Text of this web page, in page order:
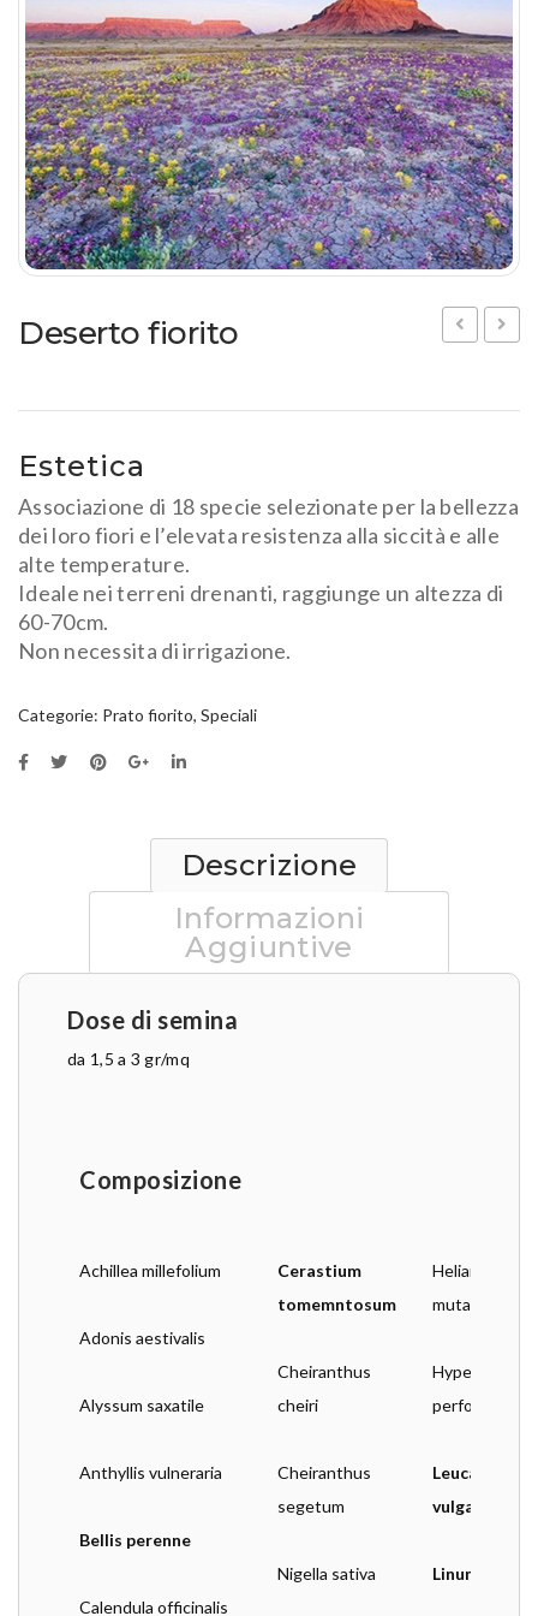
Prato fiorito
Paesaggio
Ornamentali
Speciali
Ripopolazione insetti
Idrosemina
RICHIEDI INFORMAZIONI
EN DE
Deserto fiorito
Estetica
Associazione di 18 specie selezionate per la bellezza
dei loro fiori e l’elevata resistenza alla siccità e alle
alte temperature.
Ideale nei terreni drenanti, raggiunge un altezza di
60-70cm.
Non necessita di irrigazione.
Categorie: Prato fiorito, Speciali
Descrizione
Informazioni
Aggiuntive
Dose di semina
da 1,5 a 3 gr/mq
Composizione
Achillea millefolium
Adonis aestivalis
Alyssum saxatile
Anthyllis vulneraria
Bellis perenne
Calendula officinalis
tomemntosum
Cheiranthus
cheiri
Cheiranthus
segetum
Nigella sativa
Heliantemum
mutabile
Hypericum
perforatum
vulgare
Linum